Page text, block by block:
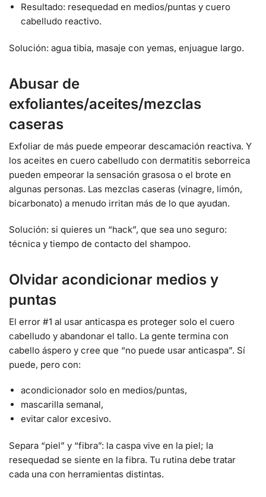
Resultado: resequedad en medios/puntas y cuero
cabelludo reactivo.
Solución: agua tibia, masaje con yemas, enjuague largo.
Abusar de
exfoliantes/aceites/mezclas
caseras
Exfoliar de más puede empeorar descamación reactiva. Y
los aceites en cuero cabelludo con dermatitis seborreica
pueden empeorar la sensación grasosa o el brote en
algunas personas. Las mezclas caseras (vinagre, limón,
bicarbonato) a menudo irritan más de lo que ayudan.
Solución: si quieres un “hack”, que sea uno seguro:
técnica y tiempo de contacto del shampoo.
Olvidar acondicionar medios y
puntas
El error #1 al usar anticaspa es proteger solo el cuero
cabelludo y abandonar el tallo. La gente termina con
cabello áspero y cree que “no puede usar anticaspa”. Sí
puede, pero con:
acondicionador solo en medios/puntas,
mascarilla semanal,
evitar calor excesivo.
Separa “piel” y “fibra”: la caspa vive en la piel; la
resequedad se siente en la fibra. Tu rutina debe tratar
cada una con herramientas distintas.